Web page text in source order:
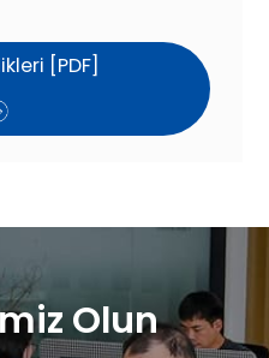
[PDF]
Olun